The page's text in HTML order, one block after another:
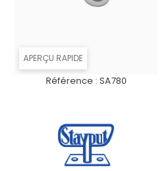
APERÇU RAPIDE
Référence : SA780